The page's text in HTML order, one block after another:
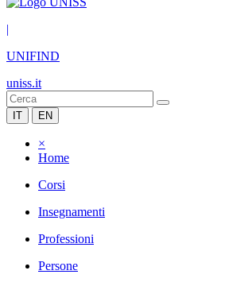
|
UNIFIND
uniss.it
IT EN
×
Home
Corsi
Insegnamenti
Professioni
Persone